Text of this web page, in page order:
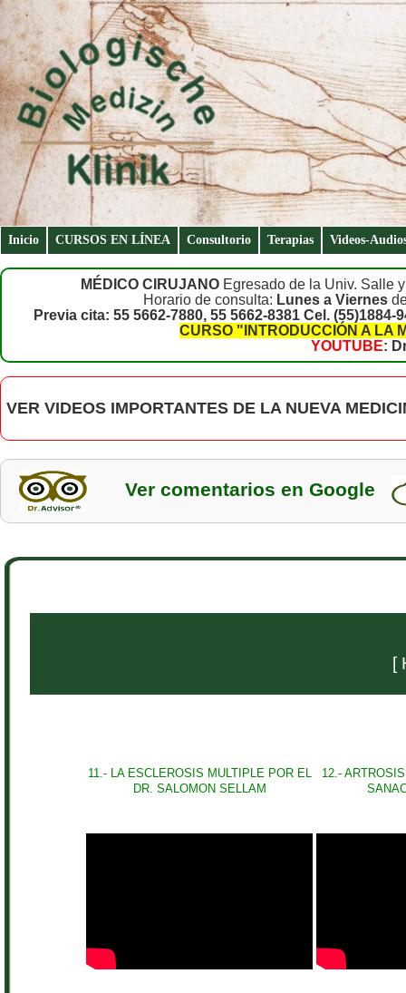
Inicio CURSOS EN LÍNEA Consultorio Terapias Videos-
MÉDICO CIRUJANO Egresado de la Univ. Salle y
Horario de consulta: Lunes a Viernes
Previa cita: 55 5662-7880, 55 5662-8381 Cel.
CURSO "INTRODUCCIÓN A LA
YOUTUBE:
VER VIDEOS IMPORTANTES DE LA NUEVA
Ver comentarios en Google
[
11.- LA ESCLEROSIS MULTIPLE POR EL
DR. SALOMON SELLAM
12.-